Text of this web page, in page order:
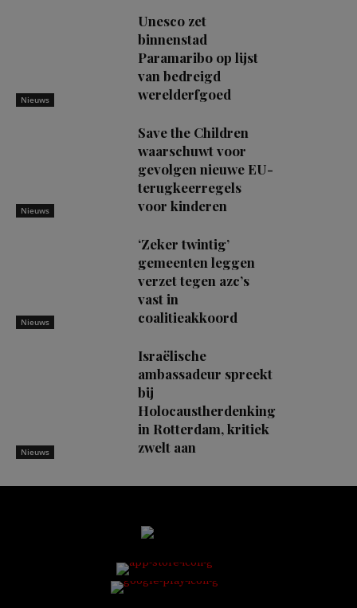
Nieuws
Unesco zet
binnenstad
Paramaribo op lijst
van bedreigd
werelderfgoed
Nieuws
Save the Children
waarschuwt voor
gevolgen nieuwe EU-
terugkeerregels
voor kinderen
Nieuws
‘Zeker twintig’
gemeenten leggen
verzet tegen azc’s
vast in
coalitieakkoord
Nieuws
Israëlische
ambassadeur spreekt
bij
Holocaustherdenking
in Rotterdam, kritiek
zwelt aan